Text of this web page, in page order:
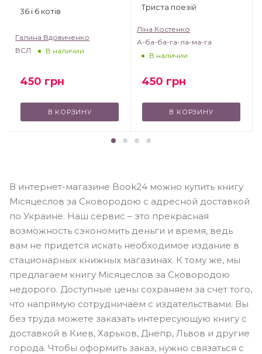
36 і 6 котів
Галина Вдовиченко
ВСЛ
В наличии
450 грн
В КОРЗИНУ
Триста поезій
Ліна Костенко
А-ба-ба-га-ла-ма-га
В наличии
450 грн
В КОРЗИНУ
В интернет-магазине Book24 можно купить книгу
Місяцеслов за Сковородою с адресной доставкой
по Украине. Наш сервис – это прекрасная
возможность сэкономить деньги и время, ведь
вам не придется искать необходимое издание в
стационарных книжных магазинах. К тому же, мы
предлагаем книгу Місяцеслов за Сковородою
недорого. Доступные цены сохраняем за счет того,
что напрямую сотрудничаем с издательствами. Вы
без труда можете заказать интересующую книгу с
доставкой в Киев, Харьков, Днепр, Львов и другие
города. Чтобы оформить заказ, нужно связаться с